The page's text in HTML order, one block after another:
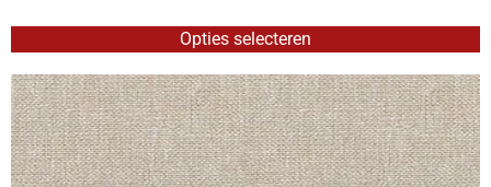
Opties selecteren